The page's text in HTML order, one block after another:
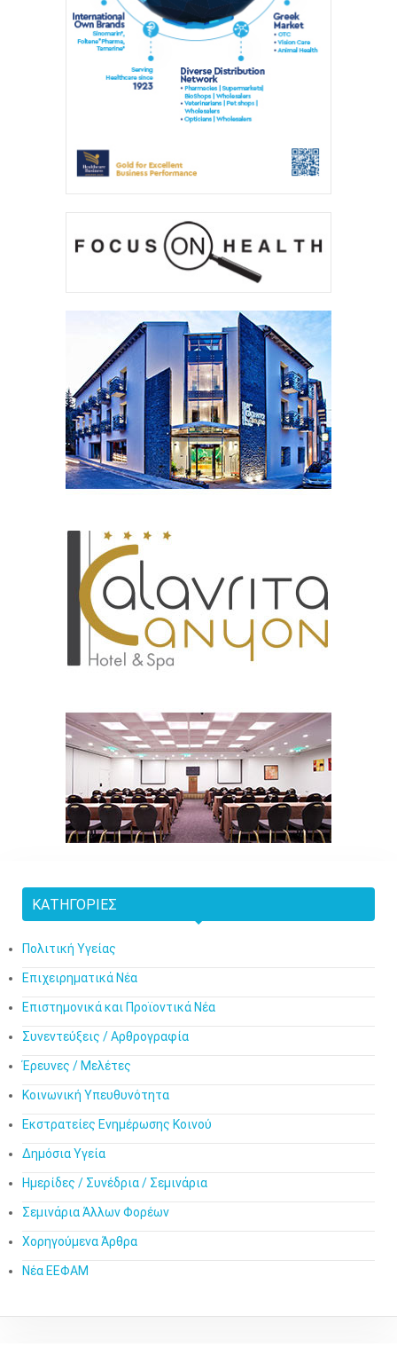
ΚΑΤΗΓΟΡΊΕΣ
Πολιτική Υγείας
Επιχειρηματικά Νέα
Επιστημονικά και Προϊοντικά Νέα
Συνεντεύξεις / Αρθρογραφία
Έρευνες / Μελέτες
Κοινωνική Υπευθυνότητα
Εκστρατείες Ενημέρωσης Κοινού
Δημόσια Υγεία
Ημερίδες / Συνέδρια / Σεμινάρια
Σεμινάρια Άλλων Φορέων
Χορηγούμενα Άρθρα
Νέα ΕΕΦΑΜ